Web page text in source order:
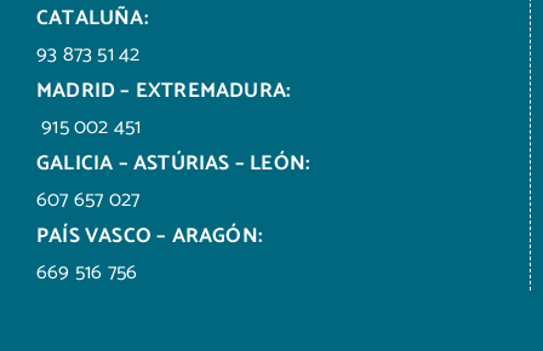
CATALUÑA:
93 873 51 42
MADRID – EXTREMADURA:
915 002 451
GALICIA – ASTÚRIAS – LEÓN:
607 657 027
PAÍS VASCO – ARAGÓN:
669 516 756